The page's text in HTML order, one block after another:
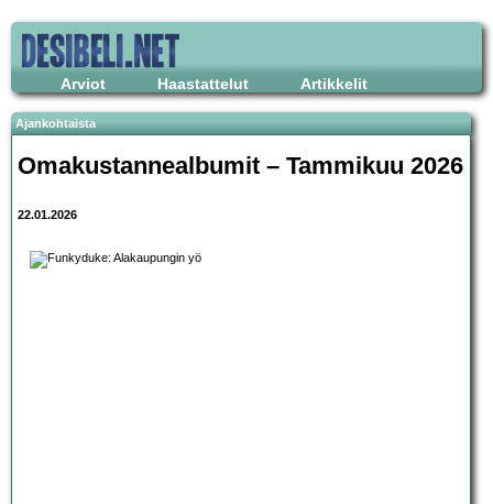
Arviot Haastattelut Artikkelit
Ajankohtaista
Omakustannealbumit – Tammikuu 2026
22.01.2026